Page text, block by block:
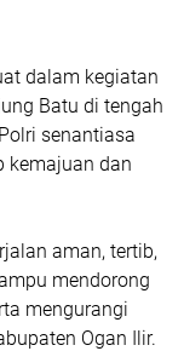
dalam kegiatan
Batu di tengah
senantiasa
kemajuan dan
aman, tertib,
mendorong
mengurangi
Ogan Ilir.